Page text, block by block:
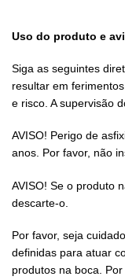
Uso do produto e
Siga as seguintes
resultar em
e risco. A supervisão
AVISO! Perigo de
anos. Por favor, não
AVISO! Se o produto
descarte-o.
Por favor, seja
definidas para atuar
produtos na boca.